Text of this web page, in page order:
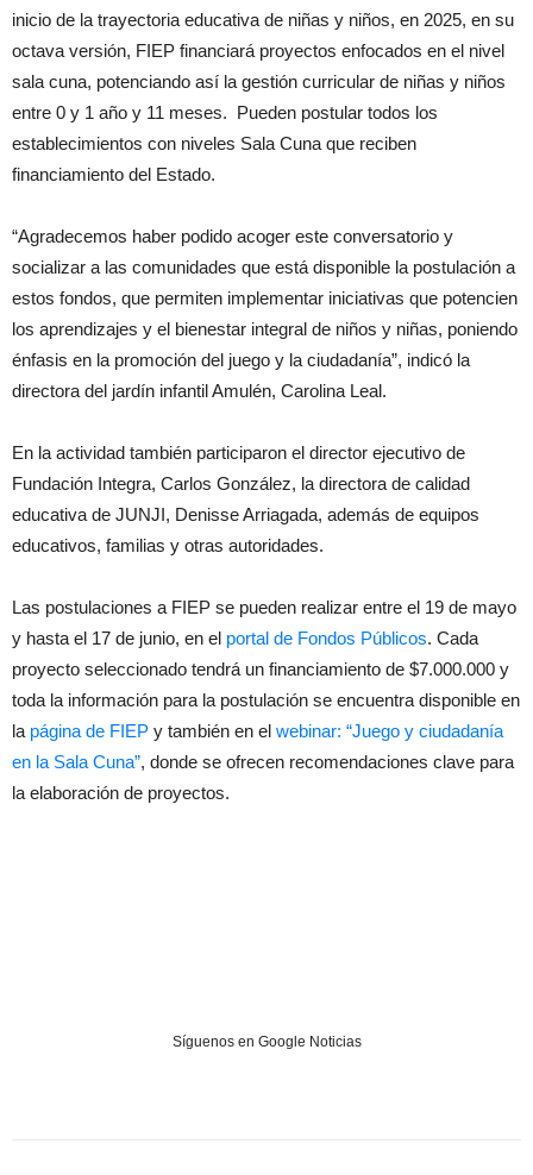
inicio de la trayectoria educativa de niñas y niños, en 2025, en su
octava versión, FIEP financiará proyectos enfocados en el nivel
sala cuna, potenciando así la gestión curricular de niñas y niños
entre 0 y 1 año y 11 meses. Pueden postular todos los
establecimientos con niveles Sala Cuna que reciben
financiamiento del Estado.
“Agradecemos haber podido acoger este conversatorio y
socializar a las comunidades que está disponible la postulación a
estos fondos, que permiten implementar iniciativas que potencien
los aprendizajes y el bienestar integral de niños y niñas, poniendo
énfasis en la promoción del juego y la ciudadanía”, indicó la
directora del jardín infantil Amulén, Carolina Leal.
En la actividad también participaron el director ejecutivo de
Fundación Integra, Carlos González, la directora de calidad
educativa de JUNJI, Denisse Arriagada, además de equipos
educativos, familias y otras autoridades.
Las postulaciones a FIEP se pueden realizar entre el 19 de mayo
y hasta el 17 de junio, en el portal de Fondos Públicos. Cada
proyecto seleccionado tendrá un financiamiento de $7.000.000 y
toda la información para la postulación se encuentra disponible en
la página de FIEP y también en el webinar: “Juego y ciudadanía
en la Sala Cuna”, donde se ofrecen recomendaciones clave para
la elaboración de proyectos.
Síguenos en Google Noticias